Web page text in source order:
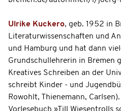
Ulrike Kuckero, geb. 1952 in
Literaturwissenschaften und
und Hamburg und hat dann
Grundschullehrerin in Bremen
Kreatives Schreiben an der
schreibt Kinder - und
Rowohlt, Thienemann,